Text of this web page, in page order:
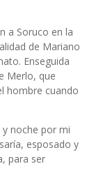
a Soruco en la
de Mariano
Enseguida
Merlo, que
hombre cuando
noche por mi
esposado y
para ser